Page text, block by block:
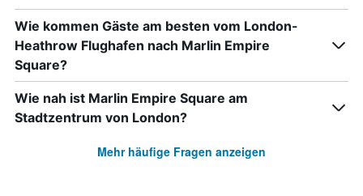
Wie kommen Gäste am besten vom London-
Heathrow Flughafen nach Marlin Empire
Square?
Wie nah ist Marlin Empire Square am
Stadtzentrum von London?
Mehr häufige Fragen anzeigen